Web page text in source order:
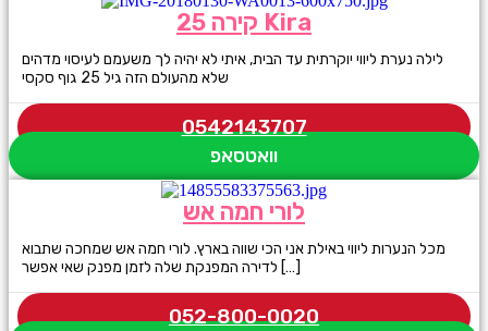
קירה 25 Kira
לילה נערת ליווי יוקרתית עד הבית, איתי לא יהיה לך משעמם לעיסוי מדהים
שלא מהעולם הזה גיל 25 גוף סקסי
0542143707
וואטסאפ
לורי חמה אש
מכל הנערות ליווי באילת אני הכי שווה בארץ. לורי חמה אש שמחכה שתבוא
לדירה המפנקת שלה לזמן מפנק שאי אפשר […]
052-800-0020